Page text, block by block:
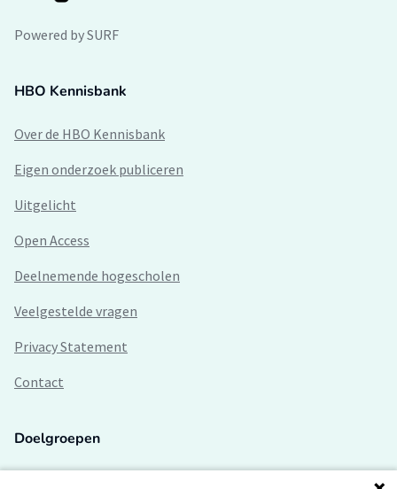
Powered by SURF
HBO Kennisbank
Over de HBO Kennisbank
Eigen onderzoek publiceren
Uitgelicht
Open Access
Deelnemende hogescholen
Veelgestelde vragen
Privacy Statement
Contact
Doelgroepen